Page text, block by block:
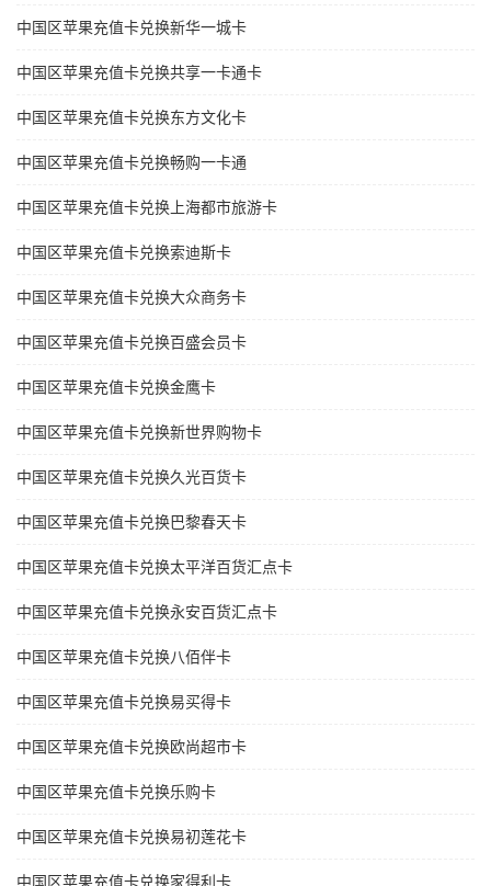
中国区苹果充值卡兑换新华一城卡
中国区苹果充值卡兑换共享一卡通卡
中国区苹果充值卡兑换东方文化卡
中国区苹果充值卡兑换畅购一卡通
中国区苹果充值卡兑换上海都市旅游卡
中国区苹果充值卡兑换索迪斯卡
中国区苹果充值卡兑换大众商务卡
中国区苹果充值卡兑换百盛会员卡
中国区苹果充值卡兑换金鹰卡
中国区苹果充值卡兑换新世界购物卡
中国区苹果充值卡兑换久光百货卡
中国区苹果充值卡兑换巴黎春天卡
中国区苹果充值卡兑换太平洋百货汇点卡
中国区苹果充值卡兑换永安百货汇点卡
中国区苹果充值卡兑换八佰伴卡
中国区苹果充值卡兑换易买得卡
中国区苹果充值卡兑换欧尚超市卡
中国区苹果充值卡兑换乐购卡
中国区苹果充值卡兑换易初莲花卡
中国区苹果充值卡兑换家得利卡